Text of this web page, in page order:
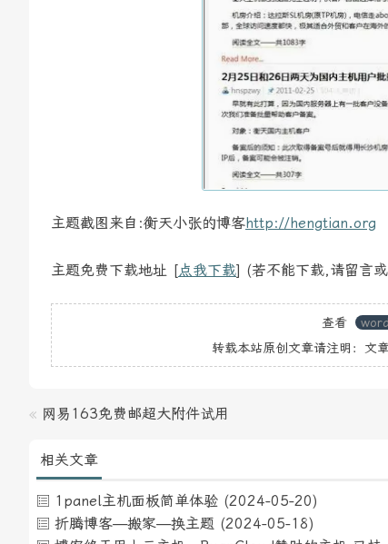
主题截图来自:衡天小张的博客http://hengtian.org
主题免费下载地址 [点我下载] (若不能下载,请留言
查看
转载本站原创文章请注明：文
« 网易163免费邮超大附件试用
相关文章
1panel主机面板简单体验 (2024-05-20)
折腾博客—搬家—换主题 (2024-05-18)